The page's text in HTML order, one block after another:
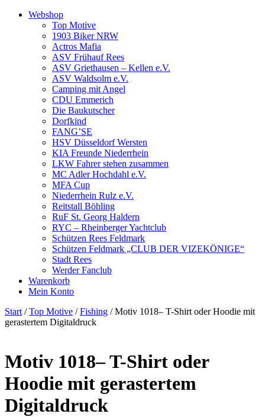
Webshop
Top Motive
1903 Biker NRW
Actros Mafia
ASV Frühauf Rees
ASV Griethausen – Kellen e.V.
ASV Waldsolm e.V.
Camping mit Angel
CDU Emmerich
Die Baukutscher
Dorfkind
FANG’SE
HSV Düsseldorf Wersten
KIA Freunde Niederrhein
LKW Fahrer stehen zusammen
MC Adler Hochdahl e.V.
MFA Cup
Niederrhein Rulz e.V.
Reitstall Böhling
RuF St. Georg Haldern
RYC – Rheinberger Yachtclub
Schützen Rees Feldmark
Schützen Feldmark „CLUB DER VIZEKÖNIGE“
Stadt Rees
Werder Fanclub
Warenkorb
Mein Konto
Start /Top Motive /Fishing / Motiv 1018– T-Shirt oder Hoodie mit
gerastertem Digitaldruck
Motiv 1018– T-Shirt oder
Hoodie mit gerastertem
Digitaldruck